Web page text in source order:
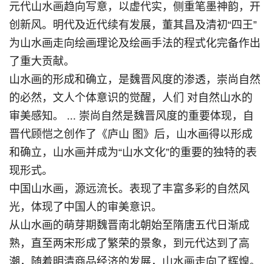
元代山水画趋向写意，以虚代实，侧重笔墨神韵，开
创新风。明代及近代续有发展，董其昌及清初“四王”
为山水画走向绘画理论及绘画手法的程式化完备作出
了重大贡献。
山水画的形成和确立，是魏晋风度的渗透，崇尚自然
的必然，文人个体意识的觉醒，人们 对自然山水的
审美感知。 ... 崇尚自然是魏晋风度的重要体现，自
晋代顾恺之创作了《庐山 图》后，山水画得以形成
和确立，山水画并成为“山水文化”的重要的独特的表
现形式。
中国山水画，源远流长。表现了丰富多彩的自然风
光，体现了中国人的审美意识。
从山水画的萌芽期魏晋南北朝始至隋唐五代日渐成
熟，直至两宋形成了繁荣的景象，到元代达到了高